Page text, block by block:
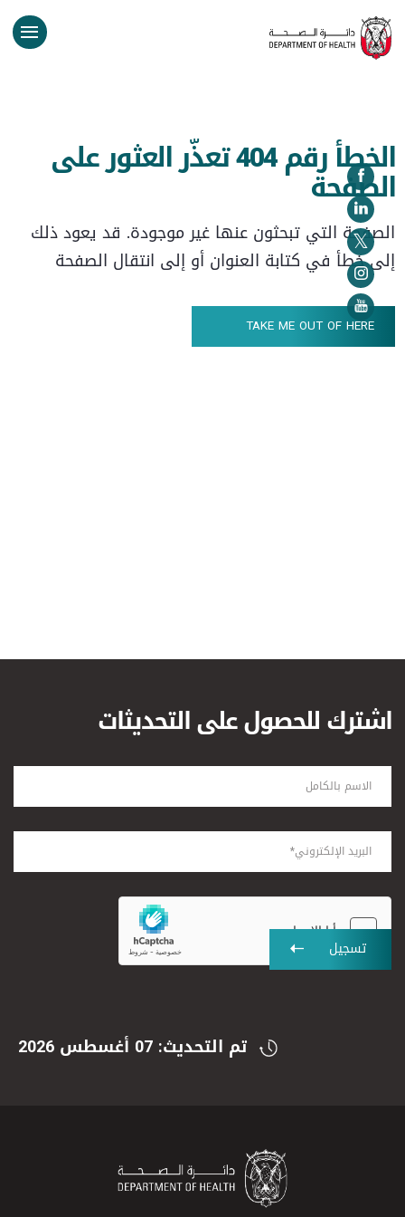
الخطأ رقم 404 تعذّر العثور على
الصفحة
الصفحة التي تبحثون عنها غير موجودة. قد يعود ذلك
إلى خطأ في كتابة العنوان أو إلى انتقال الصفحة
TAKE ME OUT OF HERE
اشترك للحصول على التحديثات
تسجيل
تم التحديث: 07 أغسطس 2026